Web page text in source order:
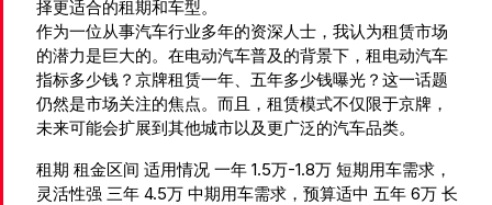
择更适合的租期和车型。
作为一位从事汽车行业多年的资深人士，我认为租赁市场
的潜力是巨大的。在电动汽车普及的背景下，租电动汽车
指标多少钱？京牌租赁一年、五年多少钱曝光？这一话题
仍然是市场关注的焦点。而且，租赁模式不仅限于京牌，
未来可能会扩展到其他城市以及更广泛的汽车品类。
租期 租金区间 适用情况 一年 1.5万-1.8万 短期用车需求，
灵活性强 三年 4.5万 中期用车需求，预算适中 五年 6万 长